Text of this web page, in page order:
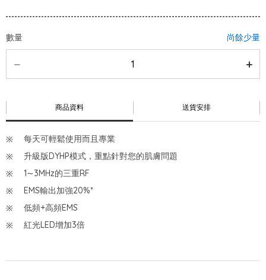
數量 尚餘少量
商品資料 送貨安排
每天可輕鬆使用而且專業
升級版DYHP模式，重點針對您的肌膚問題
1∼3MHz的三重RF
EMS輸出加強20%*
低頻+高頻EMS
紅光LED增加3倍